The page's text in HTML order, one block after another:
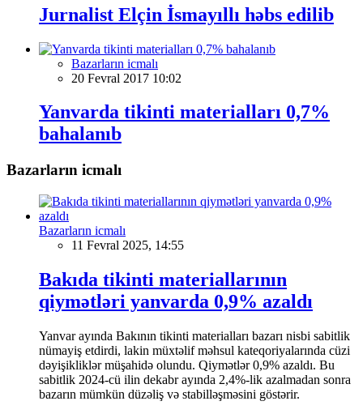
Jurnalist Elçin İsmayıllı həbs edilib
Bazarların icmalı
20 Fevral 2017 10:02
Yanvarda tikinti materialları 0,7%
bahalanıb
Bazarların icmalı
Bazarların icmalı
11 Fevral 2025, 14:55
Bakıda tikinti materiallarının
qiymətləri yanvarda 0,9% azaldı
Yanvar ayında Bakının tikinti materialları bazarı nisbi sabitlik
nümayiş etdirdi, lakin müxtəlif məhsul kateqoriyalarında cüzi
dəyişikliklər müşahidə olundu. Qiymətlər 0,9% azaldı. Bu
sabitlik 2024-cü ilin dekabr ayında 2,4%-lik azalmadan sonra
bazarın mümkün düzəliş və stabilləşməsini göstərir.